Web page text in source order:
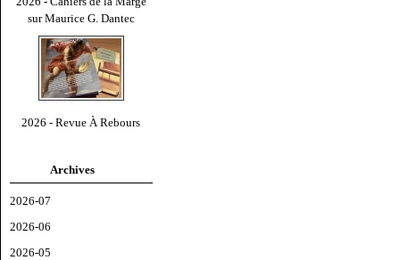
sur Maurice G. Dantec
2026 - Revue À Rebours
Archives
2026-07
2026-06
2026-05